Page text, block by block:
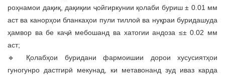
роҳнамои дақиқ, дақиқии ҷойгиркунии қолаби буриш ± 0.01 мм
аст ва канорҳои бланкаҳои пули тиллоӣ ва нуқраи буридашуда
ҳамвор ва бе каҷӣ мебошанд ва хатогии андоза ≤± 0.02 мм
аст;
🔹 Қолабҳои буридани фармоишии дорои хусусиятҳои
гуногунро дастгирӣ мекунад, ки метавонанд зуд иваз карда